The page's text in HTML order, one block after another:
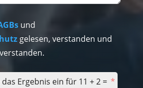
und
gelesen, verstanden und
Ergebnis ein für 11 + 2 =